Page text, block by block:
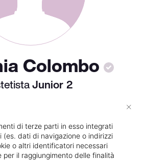
Colombo
Junior2
di Stefania
di terze parti in esso integrati
dati di navigazione o indirizzi
o altri identificatori necessari
per il raggiungimento delle finalità
×